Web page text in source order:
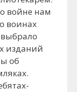
войне нам
воинах
изданий
об